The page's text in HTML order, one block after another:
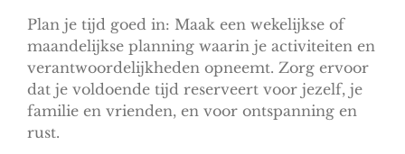
Plan je tijd goed in: Maak een wekelijkse of
maandelijkse planning waarin je activiteiten en
verantwoordelijkheden opneemt. Zorg ervoor
dat je voldoende tijd reserveert voor jezelf, je
familie en vrienden, en voor ontspanning en
rust.